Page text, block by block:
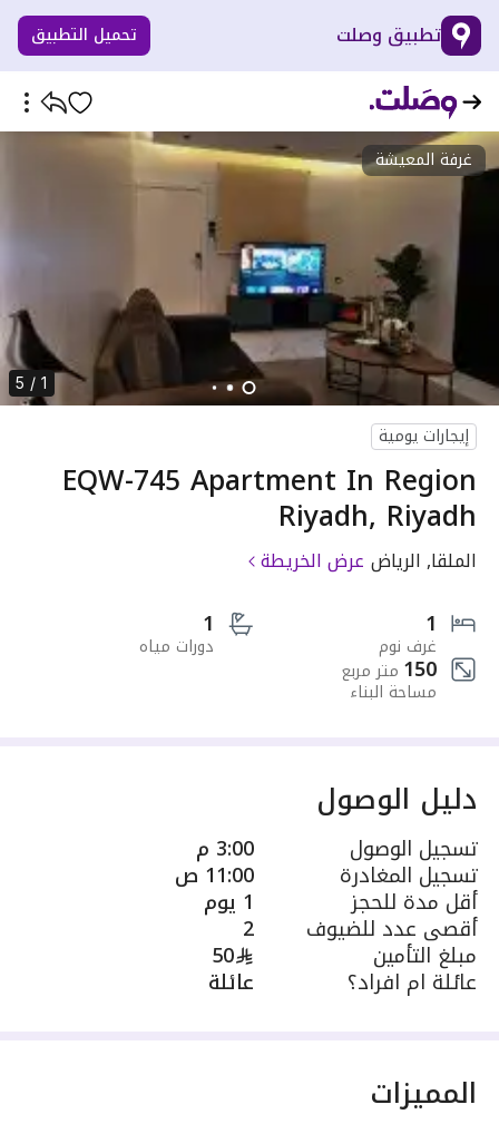
تطبيق وصلت تحميل التطبيق
غرفة المعيشة
1 / 5
إيجارات يومية
EQW-745 Apartment In Region
Riyadh, Riyadh
الملقا, الرياض عرض الخريطة
1
غرف نوم
1
دورات مياه
150 متر مربع
مساحة البناء
دليل الوصول
تسجيل الوصول 3:00 م
تسجيل المغادرة 11:00 ص
أقل مدة للحجز 1 يوم
أقصى عدد للضيوف 2
مبلغ التأمين 50
عائلة ام افراد؟ عائلة
المميزات